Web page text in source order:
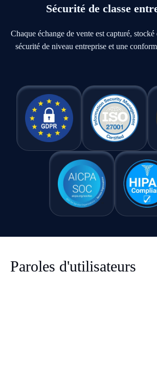
Sécurité de classe
Chaque échange de vente est capturé,
sécurité de niveau entreprise et une
Paroles d'utilisateurs